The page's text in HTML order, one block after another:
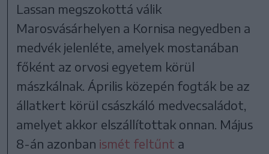
Lassan megszokottá válik
Marosvásárhelyen a Kornisa negyedben a
medvék jelenléte, amelyek mostanában
főként az orvosi egyetem körül
mászkálnak. Április közepén fogták be az
állatkert körül császkáló medvecsaládot,
amelyet akkor elszállítottak onnan. Május
8-án azonban ismét feltűnt a